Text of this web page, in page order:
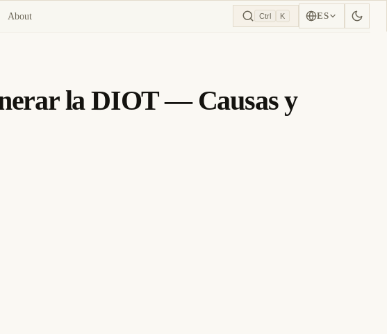
About Ctrl K ES
la DIOT — Causas y